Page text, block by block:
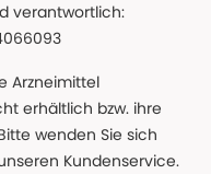
verantwortlich:
Arzneimittel
erhältlich bzw. ihre
wenden Sie sich
Kundenservice.